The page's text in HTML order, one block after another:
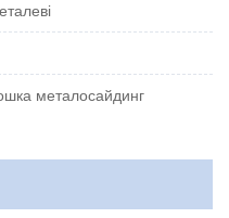
металосайдинг